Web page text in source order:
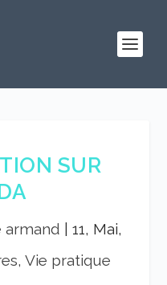
SUR
armand
11, Mai,
Vie pratique